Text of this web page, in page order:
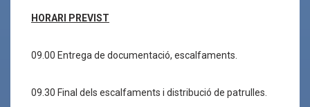
HORARI PREVIST
09.00 Entrega de documentació, escalfaments.
09.30 Final dels escalfaments i distribució de patrulles.